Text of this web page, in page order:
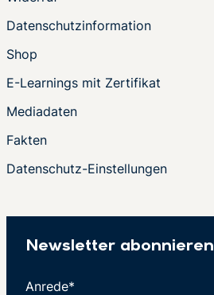
Datenschutzinformation
Shop
E-Learnings mit Zertifikat
Mediadaten
Fakten
Datenschutz-Einstellungen
Newsletter abonnieren
Anrede*